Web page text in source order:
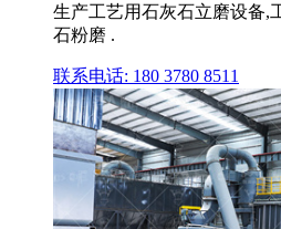
生产工艺用石灰石立磨设备,
石粉磨 .
联系电话: 180 3780 8511